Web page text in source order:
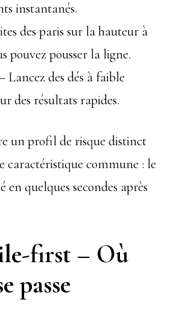
instantanés.
des paris sur la hauteur à
pouvez pousser la ligne.
Lancez des dés à faible
des résultats rapides.
un profil de risque distinct
caractéristique commune : le
en quelques secondes après
first – Où
passe